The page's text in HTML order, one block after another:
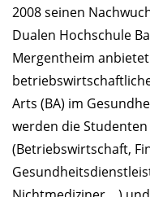
2008 seinen
Dualen Hochschule
Mergentheim
Arts (BA) im
werden die
(Betriebswirtschaft,